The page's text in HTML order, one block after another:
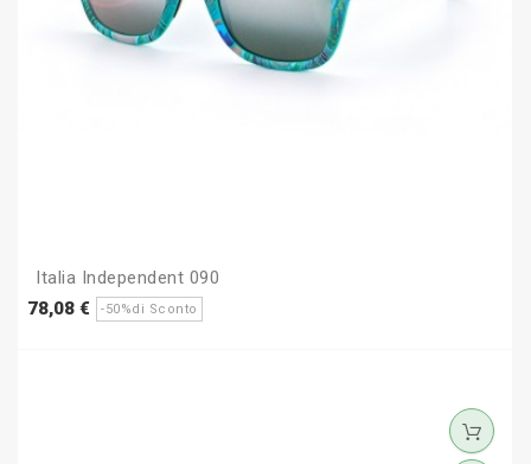
Italia Independent 090
78,08 €
Prezzo
base
-50%di Sconto